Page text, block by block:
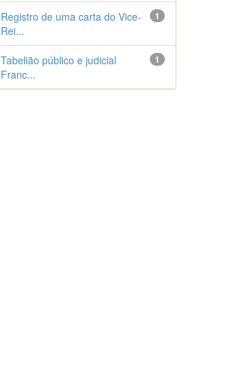
1
Registro de uma carta do Vice-
Rei...
1
Tabelião público e judicial
Franc...